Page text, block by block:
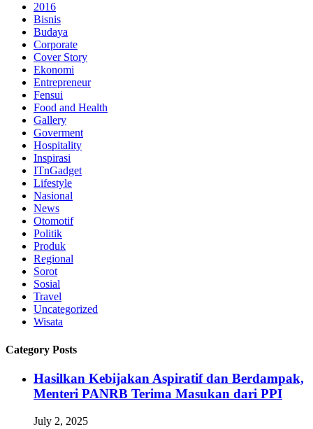
2016
Bisnis
Budaya
Corporate
Cover Story
Ekonomi
Entrepreneur
Fensui
Food and Health
Gallery
Goverment
Hospitality
Inspirasi
ITnGadget
Lifestyle
Nasional
News
Otomotif
Politik
Produk
Regional
Sorot
Sosial
Travel
Uncategorized
Wisata
Category Posts
Hasilkan Kebijakan Aspiratif dan Berdampak,
Menteri PANRB Terima Masukan dari PPI
July 2, 2025